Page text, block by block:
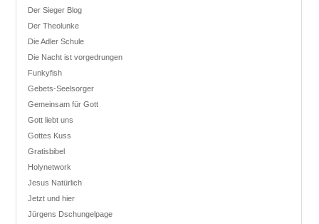
Der Sieger Blog
Der Theolunke
Die Adler Schule
Die Nacht ist vorgedrungen
Funkyfish
Gebets-Seelsorger
Gemeinsam für Gott
Gott liebt uns
Gottes Kuss
Gratisbibel
Holynetwork
Jesus Natürlich
Jetzt und hier
Jürgens Dschungelpage